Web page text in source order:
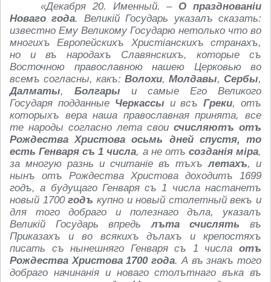
«Декабря 20. Именный. – О празднованіи
Новаго года. Великій Государь указалъ сказать:
известно Ему Великому Государю нетолько что во
многихъ Европейскихъ Христіанскихъ странахъ,
но и въ народахъ Славянскихъ, которые съ
Восточною православною нашею Церковью во
всемъ согласны, какъ: Волохи, Молдавы, Сербы,
Далматы, Болгары и самые Его Великого
Государя подданные Черкассы и всъГреки, отъ
которыхъ вера наша православная принята, все
те народы согласно лета свои счисляютъ отъ
Рождества Христова осьмь дней спустя, то
есть Генваря съ 1 числа, а не отъ созданія міра,
за многую разнь и считаніе въ тъхълетахъ, и
нынъ отъ Рождества Христова доходитъ 1699
годъ, а будущаго Генваря съ 1 числа настанетъ
новый 1700годъ купно и новый столетный векъ и
для того добраго и полезнаго дъла, указалъ
Великій Государь впредьлъта счислять въ
Приказахъ и во всякихъ дълахъ и крепостяхъ
писать съ нынешняго Генваря съ 1 числаотъ
Рождества Христова 1700 года. А въ знакъ того
добраго начинанія и новаго столътнаго въка въ